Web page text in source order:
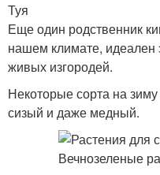
Туя
Еще один родственник
нашем климате, идеален
живых изгородей.
Некоторые сорта на
сизый и даже медный.